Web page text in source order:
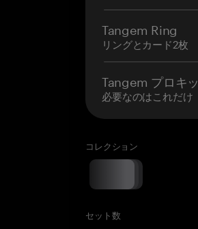
Tangem Ring
リングとカード2枚
Tangem プロキ
必要なのはこれだけ
コレクション
セット数